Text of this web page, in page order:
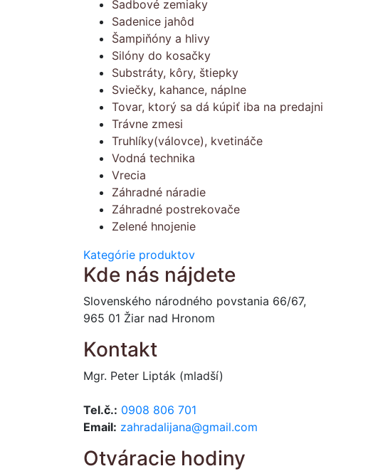
Sadbové zemiaky
Sadenice jahôd
Šampiňóny a hlivy
Silóny do kosačky
Substráty, kôry, štiepky
Sviečky, kahance, náplne
Tovar, ktorý sa dá kúpiť iba na predajni
Trávne zmesi
Truhlíky(válovce), kvetináče
Vodná technika
Vrecia
Záhradné náradie
Záhradné postrekovače
Zelené hnojenie
Kategórie produktov
Kde nás nájdete
Slovenského národného povstania 66/67,
965 01 Žiar nad Hronom
Kontakt
Mgr. Peter Lipták (mladší)
Tel.č.: 0908 806 701
Email: zahradalijana@gmail.com
Otváracie hodiny